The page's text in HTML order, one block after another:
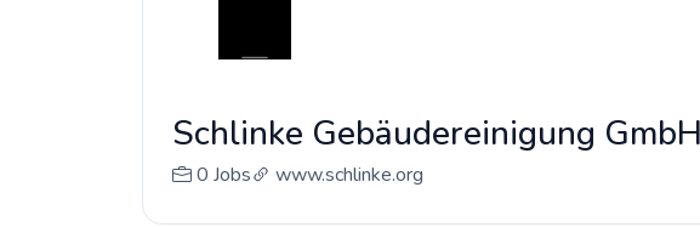
Schlinke Gebäudereinigung
0 Jobs www.schlinke.org